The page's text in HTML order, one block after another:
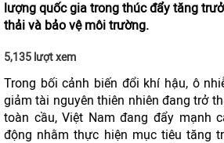
lượng quốc gia trong thúc đẩy tăng
thải và bảo vệ môi trường.
5,135 lượt xem
Trong bối cảnh biến đổi khí hậu, ô
giảm tài nguyên thiên nhiên đang trở
toàn cầu, Việt Nam đang đẩy mạnh
động nhằm thực hiện mục tiêu tăng